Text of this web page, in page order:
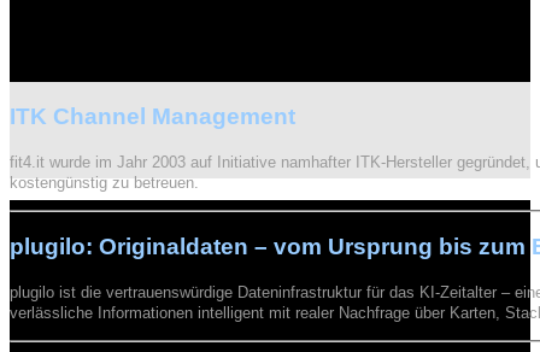
ITK Channel Management
fit4.it wurde im Jahr 2003 auf Initiative namhafter ITK-Hersteller
kostengünstig zu betreuen.
plugilo: Originaldaten – vom Ursprung bis zum
plugilo ist die vertrauenswürdige Dateninfrastruktur für das KI-Zeitalter –
verlässliche Informationen intelligent mit realer Nachfrage über Karten,